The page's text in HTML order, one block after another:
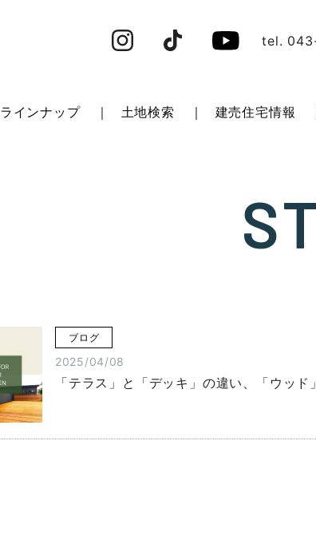
tel.
ラインナップ 土地検索 建売住宅情報
ブログ
2025/04/08
「テラス」と「デッキ」の違い、「ウッ